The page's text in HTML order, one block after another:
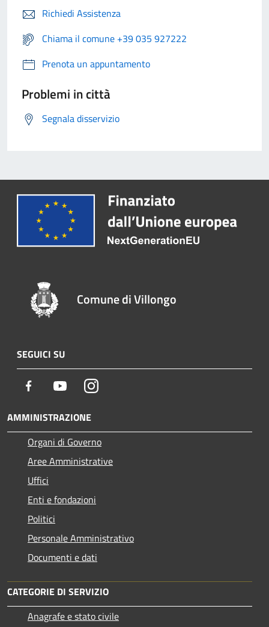
Richiedi Assistenza
Chiama il comune +39 035 927222
Prenota un appuntamento
Problemi in città
Segnala disservizio
Comune di Villongo
SEGUICI SU
Facebook YoutubeInstagram
AMMINISTRAZIONE
Organi di Governo
Aree Amministrative
Uffici
Enti e fondazioni
Politici
Personale Amministrativo
Documenti e dati
CATEGORIE DI SERVIZIO
Anagrafe e stato civile